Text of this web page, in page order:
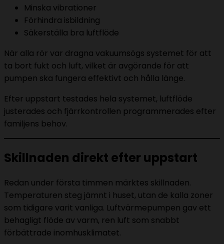
Minska vibrationer
Förhindra isbildning
Säkerställa bra luftflöde
När alla rör var dragna vakuumsögs systemet för att
ta bort fukt och luft, vilket är avgörande för att
pumpen ska fungera effektivt och hålla länge.
Efter uppstart testades hela systemet, luftflöde
justerades och fjärrkontrollen programmerades efter
familjens behov.
Skillnaden direkt efter uppstart
Redan under första timmen märktes skillnaden.
Temperaturen steg jämnt i huset, utan de kalla zoner
som tidigare varit vanliga. Luftvärmepumpen gav ett
behagligt flöde av varm, ren luft som snabbt
förbättrade inomhusklimatet.